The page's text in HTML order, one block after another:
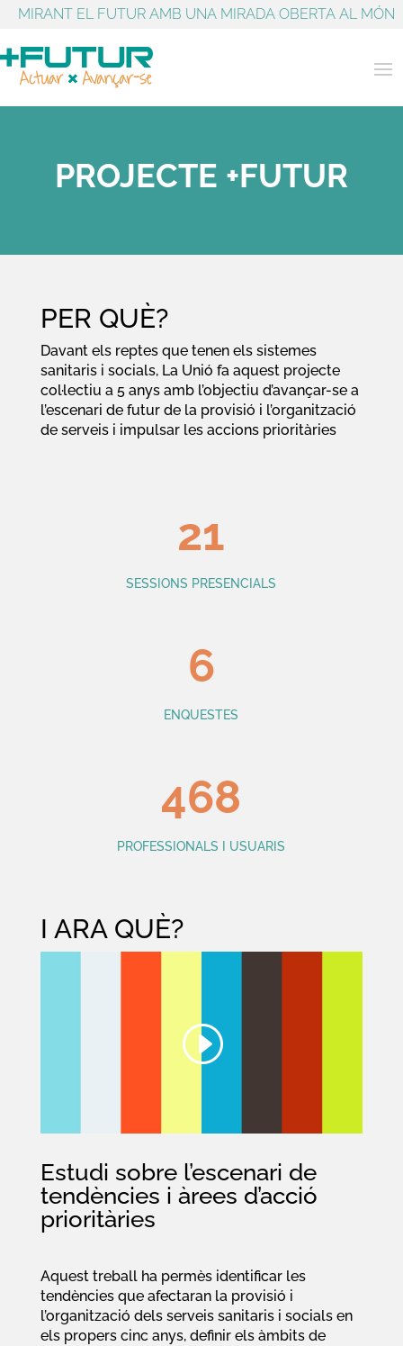
MIRANT EL FUTUR AMB UNA MIRADA OBERTA AL MÓN
PROJECTE +FUTUR
PER QUÈ?
Davant els reptes que tenen els sistemes
sanitaris i socials, La Unió fa aquest projecte
col·lectiu a 5 anys amb l’objectiu d’avançar-se a
l’escenari de futur de la provisió i l’organització
de serveis i impulsar les accions prioritàries
21
SESSIONS PRESENCIALS
6
ENQUESTES
468
PROFESSIONALS I USUARIS
I ARA QUÈ?
Estudi sobre l’escenari de
tendències i àrees d’acció
prioritàries
Aquest treball ha permès identificar les
tendències que afectaran la provisió i
l’organització dels serveis sanitaris i socials en
els propers cinc anys, definir els àmbits de